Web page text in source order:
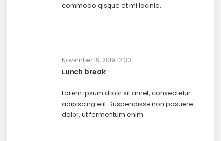
commodo qisque et mi lacinia.
November 19, 2019 12:30
Lunch break
Lorem ipsum dolor sit amet, consectetur
adipiscing elit. Suspendisse non posuere
dolor, ut fermentum enim.